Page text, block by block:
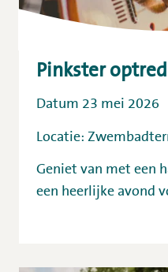
Pinkster
Datum 23 mei 2026
Locatie:
Geniet van met een
een heerlijke avond